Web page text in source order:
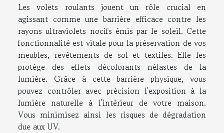
Les volets roulants jouent un rôle crucial en
agissant comme une barrière efficace contre les
rayons ultraviolets nocifs émis par le soleil. Cette
fonctionnalité est vitale pour la préservation de vos
meubles, revêtements de sol et textiles. Elle les
protège des effets décolorants néfastes de la
lumière. Grâce à cette barrière physique, vous
pouvez contrôler avec précision l'exposition à la
lumière naturelle à l'intérieur de votre maison.
Vous minimisez ainsi les risques de dégradation
due aux UV.